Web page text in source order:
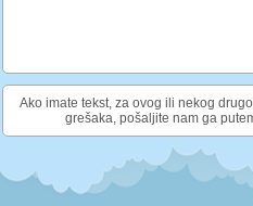
Ako imate tekst, za ovog ili nekog
grešaka, pošaljite nam ga